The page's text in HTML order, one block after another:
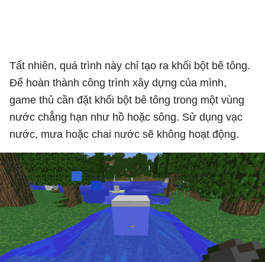
Tất nhiên, quá trình này chỉ tạo ra khối bột bê tông.
Để hoàn thành công trình xây dựng của mình,
game thủ cần đặt khối bột bê tông trong một vùng
nước chẳng hạn như hồ hoặc sông. Sử dụng vạc
nước, mưa hoặc chai nước sẽ không hoạt động.